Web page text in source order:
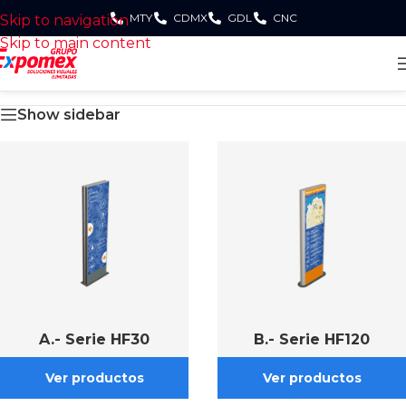
Skip to navigation
Skip to main content
MTY CDMX GDL CNC
Show sidebar
A.- Serie HF30 B.- Serie HF120